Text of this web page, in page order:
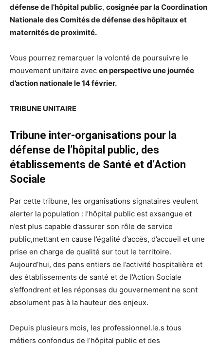
défense de l’hôpital public, cosignée par la Coordination
Nationale des Comités de défense des hôpitaux et
maternités de proximité.
Vous pourrez remarquer la volonté de poursuivre le
mouvement unitaire avec en perspectiveune journée
d’action nationale le 14 février.
TRIBUNE UNITAIRE
Tribune inter-organisations pour la
défense de l’hôpital public, des
établissements de Santé et d’Action
Sociale
Par cette tribune, les organisations signataires veulent
alerter la population : l’hôpital public est exsangue et
n’est plus capable d’assurer son rôle de service
public,mettant en cause l’égalité d’accès, d’accueil et une
prise en charge de qualité sur tout le territoire.
Aujourd’hui, des pans entiers de l’activité hospitalière et
des établissements de santé et de l’Action Sociale
s’effondrent et les réponses du gouvernement ne sont
absolument pas à la hauteur des enjeux.
Depuis plusieurs mois, les professionnel.le.s tous
métiers confondus de l’hôpital public et des